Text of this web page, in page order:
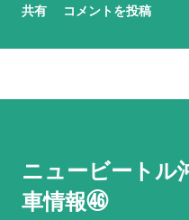
色 特徴 1 デイズ ニッサン
２年車検付！ 7 デイズ ニ
シスエポック トヨタ 白 走行
共有 コメントを投稿
ニュービートル
車情報㊻